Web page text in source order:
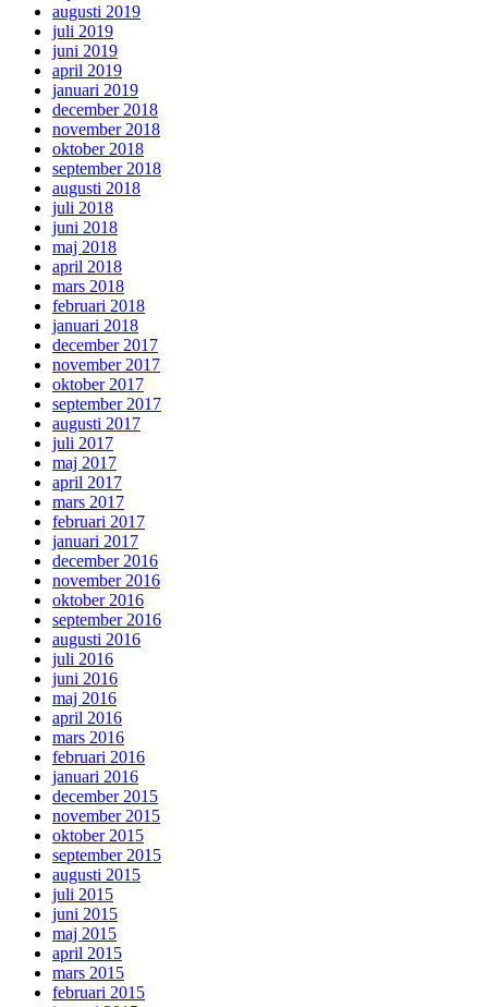
augusti 2019
juli 2019
juni 2019
april 2019
januari 2019
december 2018
november 2018
oktober 2018
september 2018
augusti 2018
juli 2018
juni 2018
maj 2018
april 2018
mars 2018
februari 2018
januari 2018
december 2017
november 2017
oktober 2017
september 2017
augusti 2017
juli 2017
maj 2017
april 2017
mars 2017
februari 2017
januari 2017
december 2016
november 2016
oktober 2016
september 2016
augusti 2016
juli 2016
juni 2016
maj 2016
april 2016
mars 2016
februari 2016
januari 2016
december 2015
november 2015
oktober 2015
september 2015
augusti 2015
juli 2015
juni 2015
maj 2015
april 2015
mars 2015
februari 2015